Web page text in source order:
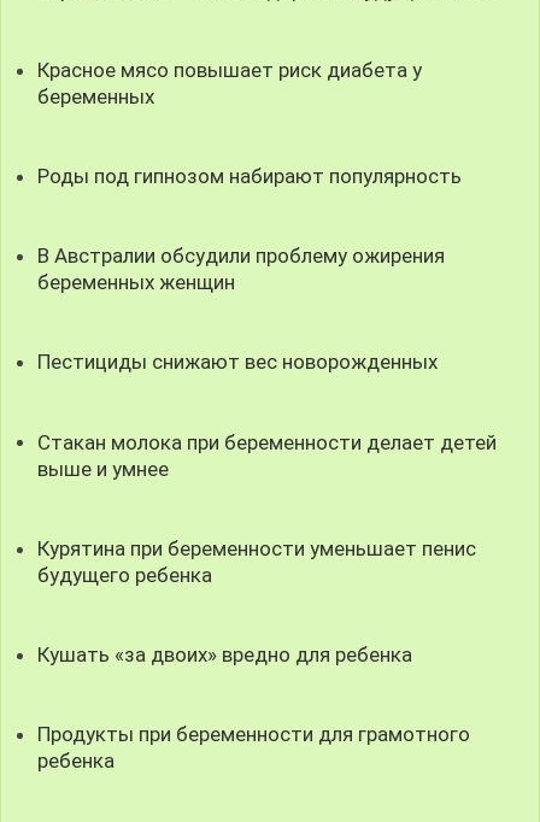
Красное мясо повышает риск диабета у
беременных
Роды под гипнозом набирают популярность
В Австралии обсудили проблему ожирения
беременных женщин
Пестициды снижают вес новорожденных
Стакан молока при беременности делает детей
выше и умнее
Курятина при беременности уменьшает пенис
будущего ребенка
Кушать «за двоих» вредно для ребенка
Продукты при беременности для грамотного
ребенка